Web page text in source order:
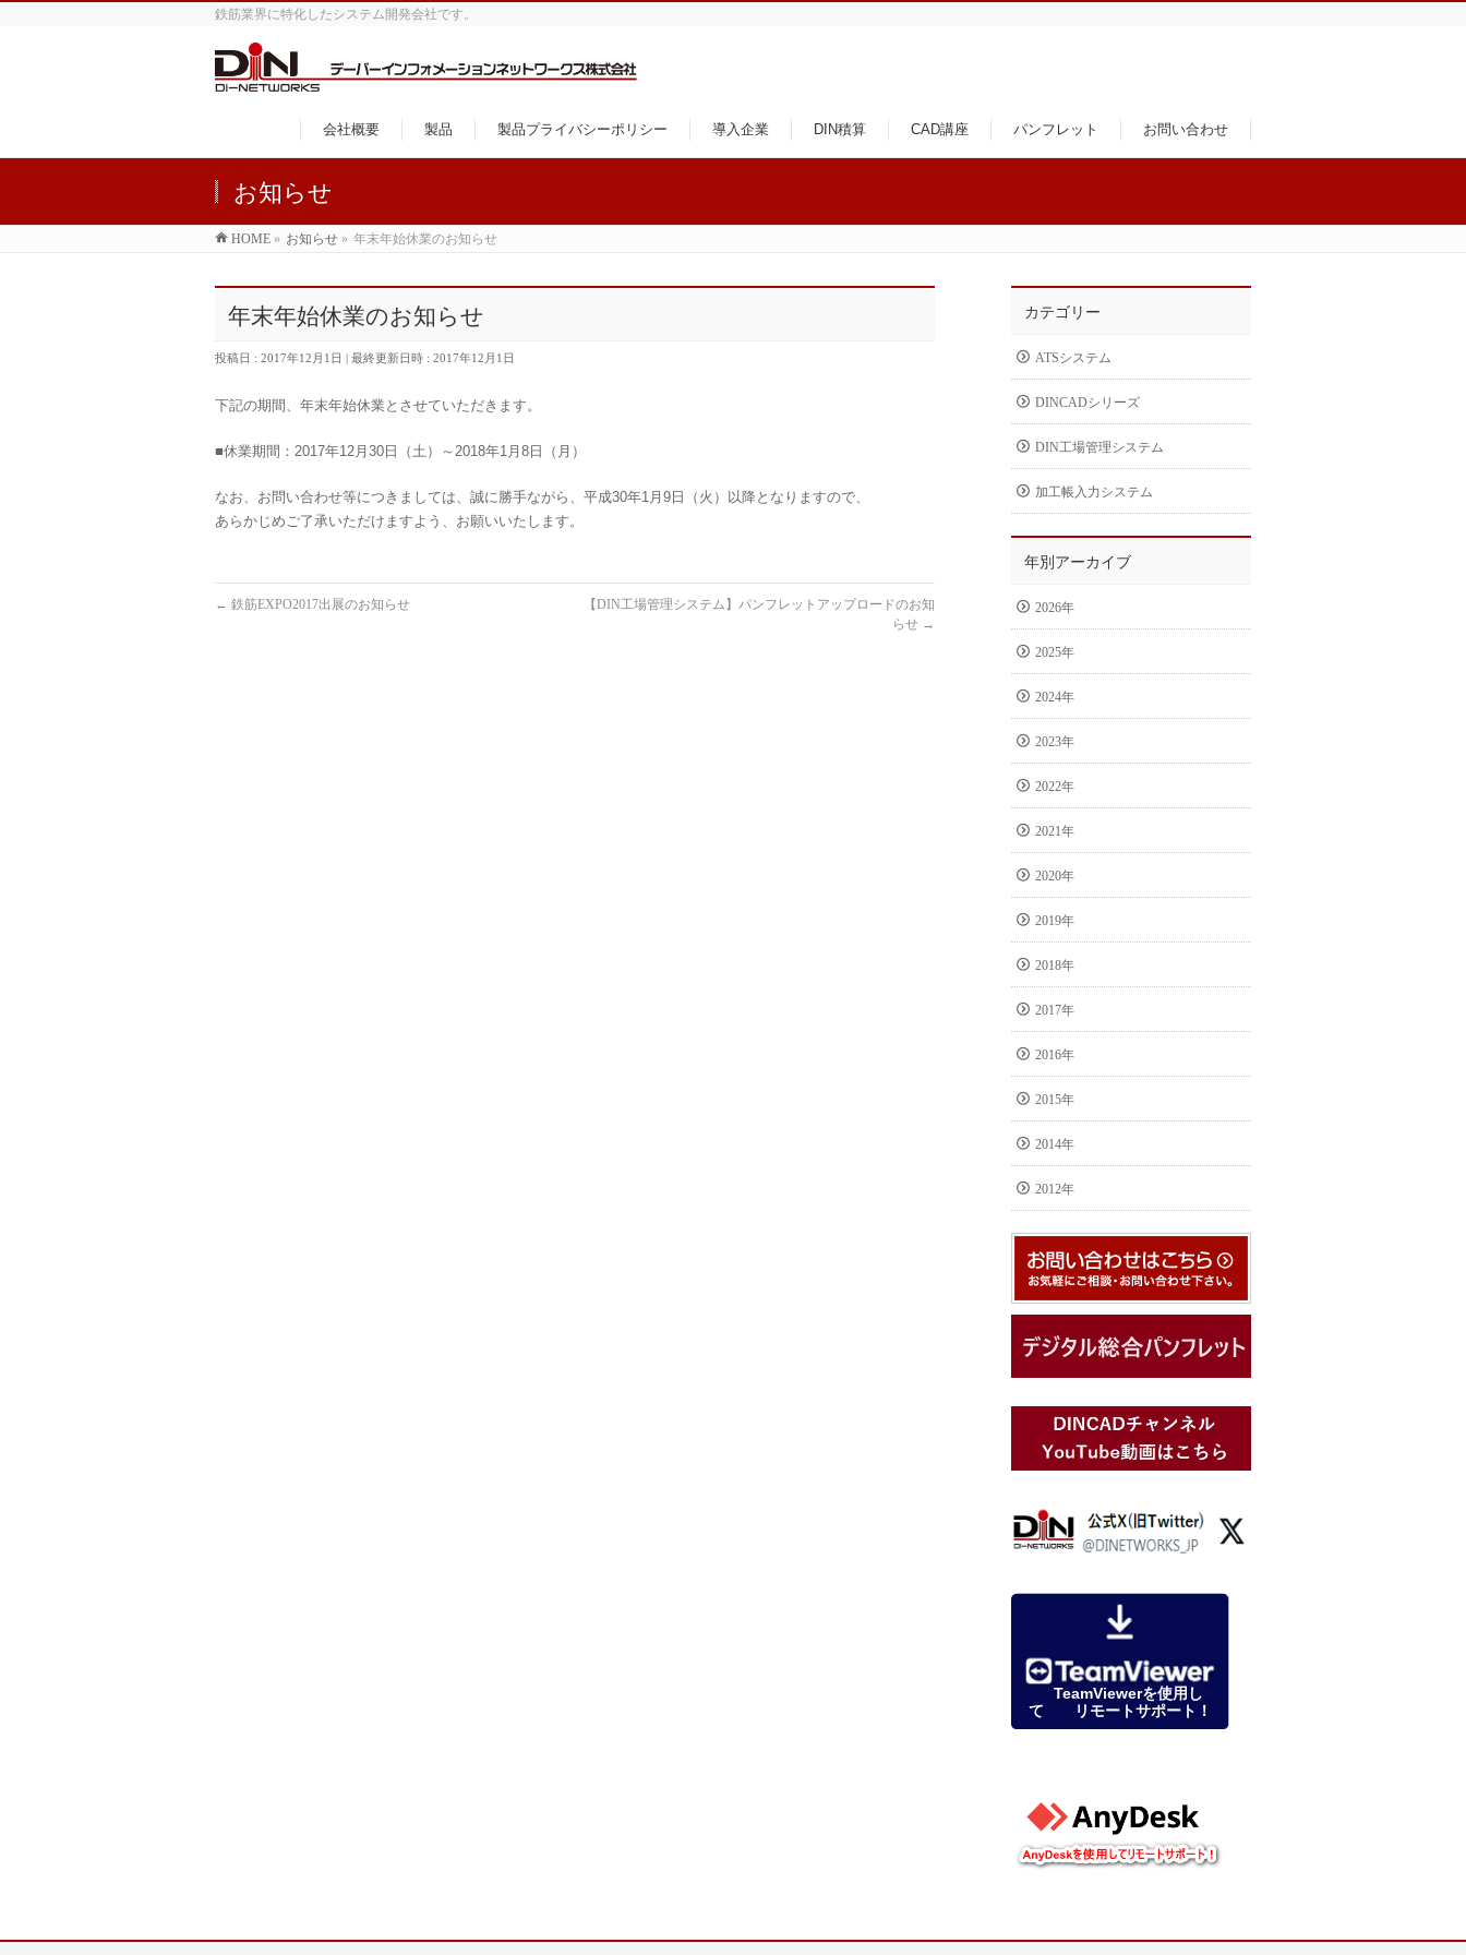
鉄筋業界に特化したシステム開発会社です。
会社概要 製品 製品プライバシーポリシー 導入企業 DIN積算 CAD講座 パンフレット お問い合わせ
お知らせ
HOME » お知らせ » 年末年始休業のお知らせ
年末年始休業のお知らせ
投稿日 : 2017年12月1日 最終更新日時 : 2017年12月1日
下記の期間、年末年始休業とさせていただきます。
■休業期間：2017年12月30日（土）～2018年1月8日（月）
なお、お問い合わせ等につきましては、誠に勝手ながら、平成30年1月9日（火）以降となりますので、
あらかじめご了承いただけますよう、お願いいたします。
← 鉄筋EXPO2017出展のお知らせ
【DIN工場管理システム】パンフレットアップロードのお知
らせ →
カテゴリー
ATSシステム
DINCADシリーズ
DIN工場管理システム
加工帳入力システム
年別アーカイブ
2026年
2025年
2024年
2023年
2022年
2021年
2020年
2019年
2018年
2017年
2016年
2015年
2014年
2012年
TeamViewerを使用し
て リモートサポート！